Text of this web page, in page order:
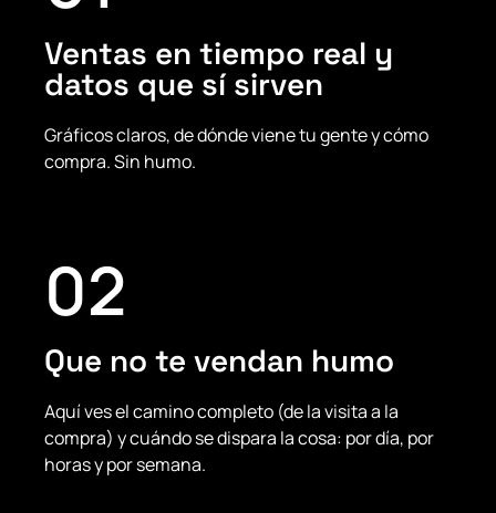
Ventas en tiempo real y
datos que sí sirven
Gráficos claros, de dónde viene tu gente y cómo
compra. Sin humo.
02
Que no te vendan humo
Aquí ves el camino completo (de la visita a la
compra) y cuándo se dispara la cosa: por día, por
horas y por semana.